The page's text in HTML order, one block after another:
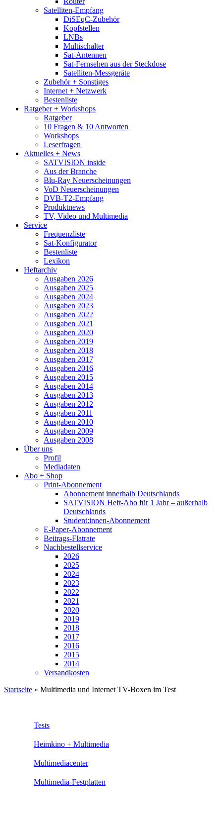
Satelliten-Empfang
DiSEqC-Zubehör
Kopfstellen
LNBs
Multischalter
Sat-Antennen
Sat-Fernsehen aus der Steckdose
Satelliten-Messgeräte
Zubehör + Sonstiges
Internet + Netzwerk
Bestenliste
Ratgeber + Workshops
Ratgeber
10 Fragen & 10 Antworten
Workshops
Leserfragen
Aktuelles + News
SATVISION inside
Aus der Branche
Blu-Ray Neuerscheinungen
VoD Neuerscheinungen
DVB-T2-Empfang
Produktnews
TV, Video und Multimedia
Service
Frequenzliste
Sat-Konfigurator
Bestenliste
Lexikon
Heftarchiv
Ausgaben 2026
Ausgaben 2025
Ausgaben 2024
Ausgaben 2023
Ausgaben 2022
Ausgaben 2021
Ausgaben 2020
Ausgaben 2019
Ausgaben 2018
Ausgaben 2017
Ausgaben 2016
Ausgaben 2015
Ausgaben 2014
Ausgaben 2013
Ausgaben 2012
Ausgaben 2011
Ausgaben 2010
Ausgaben 2009
Ausgaben 2008
Über uns
Profil
Mediadaten
Abo + Shop
Print-Abonnement
Abonnement innerhalb Deutschlands
SATVISION Heft-Abo für 1 Jahr – außerhalb
Deutschlands
Student:innen-Abonnement
E-Paper-Abonnement
Beitrags-Flatrate
Nachbestellservice
2026
2025
2024
2023
2022
2021
2020
2019
2018
2017
2016
2015
2014
Versandkosten
Startseite » Multimedia und Internet TV-Boxen im Test
Tests
Heimkino + Multimedia
Multimediacenter
Multimedia-Festplatten